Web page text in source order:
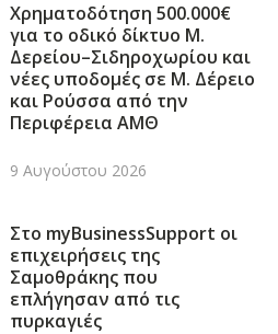
Χρηματοδότηση 500.000€
για το οδικό δίκτυο Μ.
Δερείου–Σιδηροχωρίου και
νέες υποδομές σε Μ. Δέρειο
και Ρούσσα από την
Περιφέρεια ΑΜΘ
9 Αυγούστου 2026
Στο myBusinessSupport οι
επιχειρήσεις της
Σαμοθράκης που
επλήγησαν από τις
πυρκαγιές